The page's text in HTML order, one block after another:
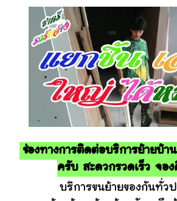
ช่องทางการติดต่อบริการย้ายบ้า
ครับ สะดวกรวดเร็ว จอง
บริการขนย้ายของกันทั่วปร